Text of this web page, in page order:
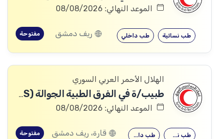
الموعد النهائي: 08/08/2026
طب داخلي طب نسائية ريف دمشق مفتوحة
الهلال الأحمر العربي السوري
طبيب/ة في الفرق الطبية الجوالة (701HRS)
الموعد النهائي: 08/08/2026
طب داخلي طب نسائية قارة، ريف دمشق مفتوحة